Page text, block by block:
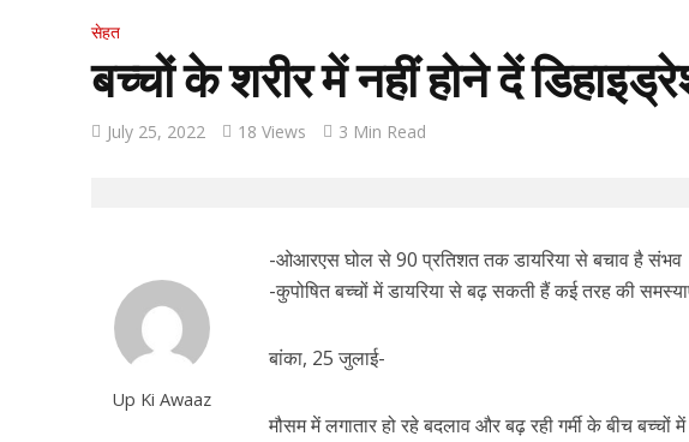
सेहत
बच्चों के शरीर में नहीं होने दें
July 25, 2022 18 Views 3 Min Read
Up Ki Awaaz
-ओआरएस घोल से 90 प्रतिशत तक डायरिया से बचाव है संभव
-कुपोषित बच्चों में डायरिया से बढ़ सकती हैं कई तरह की
बांका, 25 जुलाई-
मौसम में लगातार हो रहे बदलाव और बढ़ रही गर्मी के बीच